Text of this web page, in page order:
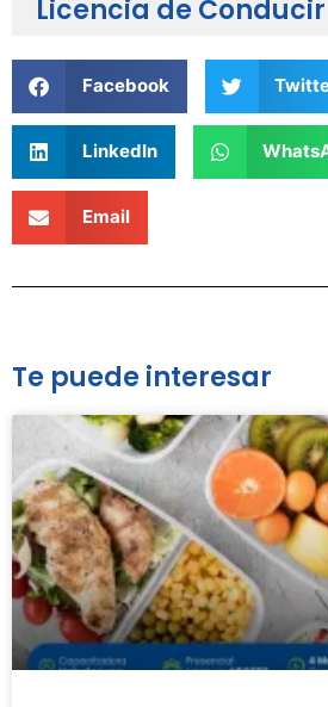
Licencia de Conducir
Facebook
LinkedIn
Email
Te puede interesar